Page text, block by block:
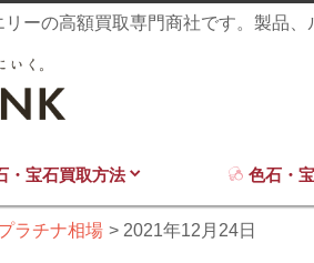
ーの高額買取専門商社です。製品、
・宝石買取方法 色石・
ラチナ相場 2021年12月24日